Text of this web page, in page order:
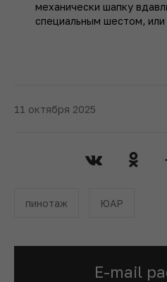
механически шапку
специальным шестом,
11 октября 2025
пинотаж ЮАР
E-mail